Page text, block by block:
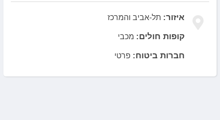
איזור: תל-אביב והמרכז
קופות חולים: מכבי
חברות ביטוח: פרטי